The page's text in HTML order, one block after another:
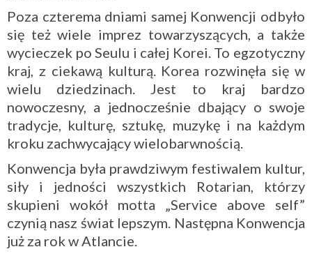
Poza czterema dniami samej Konwencji odbyło
się też wiele imprez towarzyszących, a także
wycieczek po Seulu i całej Korei. To egzotyczny
kraj, z ciekawą kulturą. Korea rozwinęła się w
wielu dziedzinach. Jest to kraj bardzo
nowoczesny, a jednocześnie dbający o swoje
tradycje, kulturę, sztukę, muzykę i na każdym
kroku zachwycający wielobarwnością.
Konwencja była prawdziwym festiwalem kultur,
siły i jedności wszystkich Rotarian, którzy
skupieni wokół motta „Service above self”
czynią nasz świat lepszym. Następna Konwencja
już za rok w Atlancie.